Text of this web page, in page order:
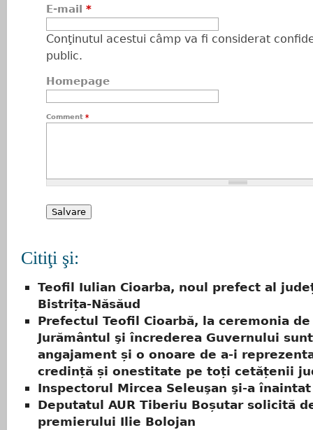
E-mail *
Conţinutul acestui câmp va fi considerat
public.
Homepage
Comment *
Citiţi şi:
Teofil Iulian Cioarba, noul prefect al
Bistrița-Năsăud
Prefectul Teofil Cioarbă, la ceremonia
Jurământul şi încrederea Guvernului
angajament și o onoare de a-i
credință și onestitate pe toți cetățenii
Inspectorul Mircea Seleuşan şi-a
Deputatul AUR Tiberiu Boșutar solicită
premierului Ilie Bolojan